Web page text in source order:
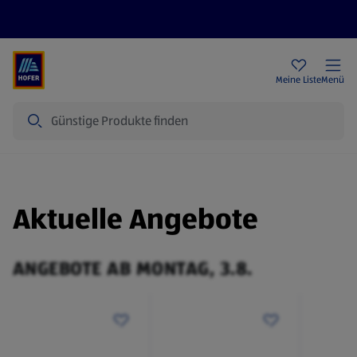
Meine ListeMenü
Aktuelle Angebote
ANGEBOTE AB MONTAG, 3.8.